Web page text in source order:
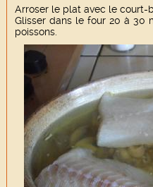
Arroser le plat avec le court-
Glisser dans le four 20 à 30
poissons.